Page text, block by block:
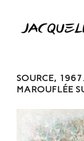
SOURCE,
MAROUFLÉE